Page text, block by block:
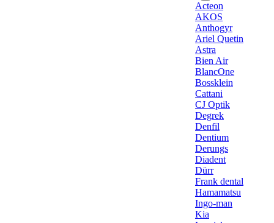
Acteon
AKOS
Anthogyr
Ariel Quetin
Astra
Bien Air
BlancOne
Bossklein
Cattani
CJ Optik
Degrek
Denfil
Dentium
Derungs
Diadent
Dürr
Frank dental
Hamamatsu
Ingo-man
Kia